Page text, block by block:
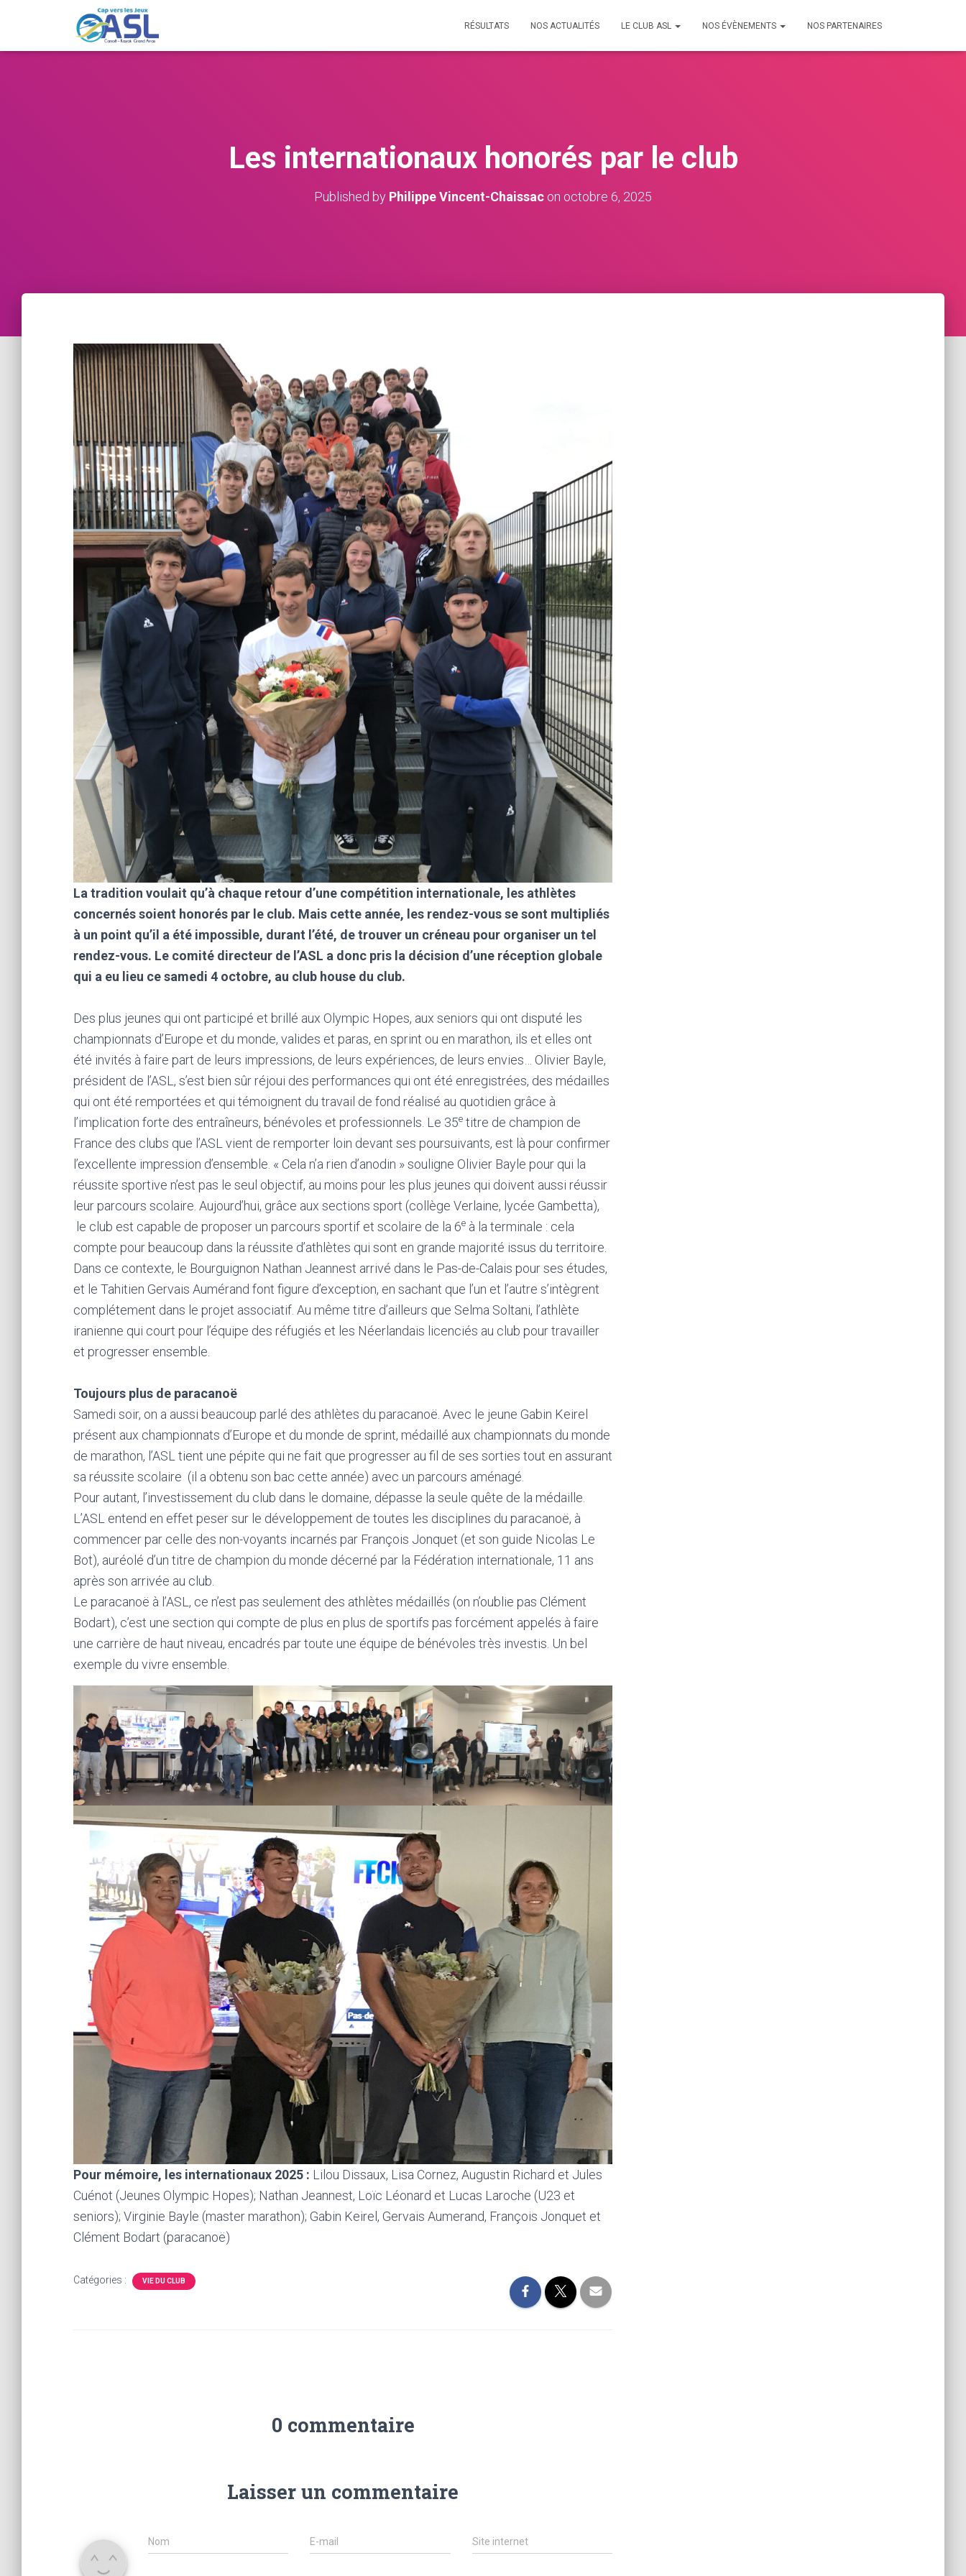
RÉSULTATS NOS ACTUALITÉS LE CLUB ASL NOS ÉVÈNEMENTS NOS PARTENAIRES
Les internationaux honorés par le club
Published by Philippe Vincent-Chaissac on octobre 6, 2025
La tradition voulait qu’à chaque retour d’une compétition internationale, les athlètes
concernés soient honorés par le club. Mais cette année, les rendez-vous se sont multipliés
à un point qu’il a été impossible, durant l’été, de trouver un créneau pour organiser un tel
rendez-vous. Le comité directeur de l’ASL a donc pris la décision d’une réception globale
qui a eu lieu ce samedi 4 octobre, au club house du club.
Des plus jeunes qui ont participé et brillé aux Olympic Hopes, aux seniors qui ont disputé les
championnats d’Europe et du monde, valides et paras, en sprint ou en marathon, ils et elles ont
été invités à faire part de leurs impressions, de leurs expériences, de leurs envies… Olivier Bayle,
président de l’ASL, s’est bien sûr réjoui des performances qui ont été enregistrées, des médailles
qui ont été remportées et qui témoignent du travail de fond réalisé au quotidien grâce à
l’implication forte des entraîneurs, bénévoles et professionnels. Le 35e titre de champion de
France des clubs que l’ASL vient de remporter loin devant ses poursuivants, est là pour confirmer
l’excellente impression d’ensemble. « Cela n’a rien d’anodin » souligne Olivier Bayle pour qui la
réussite sportive n’est pas le seul objectif, au moins pour les plus jeunes qui doivent aussi réussir
leur parcours scolaire. Aujourd’hui, grâce aux sections sport (collège Verlaine, lycée Gambetta),
le club est capable de proposer un parcours sportif et scolaire de la 6e à la terminale : cela
compte pour beaucoup dans la réussite d’athlètes qui sont en grande majorité issus du territoire.
Dans ce contexte, le Bourguignon Nathan Jeannest arrivé dans le Pas-de-Calais pour ses études,
et le Tahitien Gervais Aumérand font figure d’exception, en sachant que l’un et l’autre s’intègrent
complétement dans le projet associatif. Au même titre d’ailleurs que Selma Soltani, l’athlète
iranienne qui court pour l’équipe des réfugiés et les Néerlandais licenciés au club pour travailler
et progresser ensemble.
Toujours plus de paracanoë
Samedi soir, on a aussi beaucoup parlé des athlètes du paracanoë. Avec le jeune Gabin Keirel
présent aux championnats d’Europe et du monde de sprint, médaillé aux championnats du monde
de marathon, l’ASL tient une pépite qui ne fait que progresser au fil de ses sorties tout en assurant
sa réussite scolaire (il a obtenu son bac cette année) avec un parcours aménagé.
Pour autant, l’investissement du club dans le domaine, dépasse la seule quête de la médaille.
L’ASL entend en effet peser sur le développement de toutes les disciplines du paracanoë, à
commencer par celle des non-voyants incarnés par François Jonquet (et son guide Nicolas Le
Bot), auréolé d’un titre de champion du monde décerné par la Fédération internationale, 11 ans
après son arrivée au club.
Le paracanoë à l’ASL, ce n’est pas seulement des athlètes médaillés (on n’oublie pas Clément
Bodart), c’est une section qui compte de plus en plus de sportifs pas forcément appelés à faire
une carrière de haut niveau, encadrés par toute une équipe de bénévoles très investis. Un bel
exemple du vivre ensemble.
Pour mémoire, les internationaux 2025 : Lilou Dissaux, Lisa Cornez, Augustin Richard et Jules
Cuénot (Jeunes Olympic Hopes); Nathan Jeannest, Loïc Léonard et Lucas Laroche (U23 et
seniors); Virginie Bayle (master marathon); Gabin Keirel, Gervais Aumerand, François Jonquet et
Clément Bodart (paracanoë)
Catégories : VIE DU CLUB
0 commentaire
Laisser un commentaire
Nom E-mail Site internet